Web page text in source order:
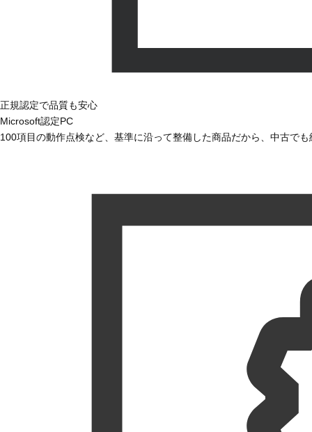
正規認定で品質も安心
Microsoft認定PC
100項目の動作点検など、基準に沿って整備した商品だから、中古で